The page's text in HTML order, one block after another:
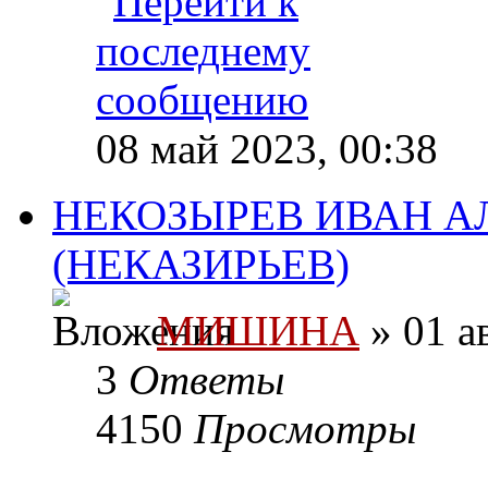
08 май 2023, 00:38
НЕКОЗЫРЕВ ИВАН
(НЕКАЗИРЬЕВ)
МИШИНА » 01
3 Ответы
4150 Просмотры